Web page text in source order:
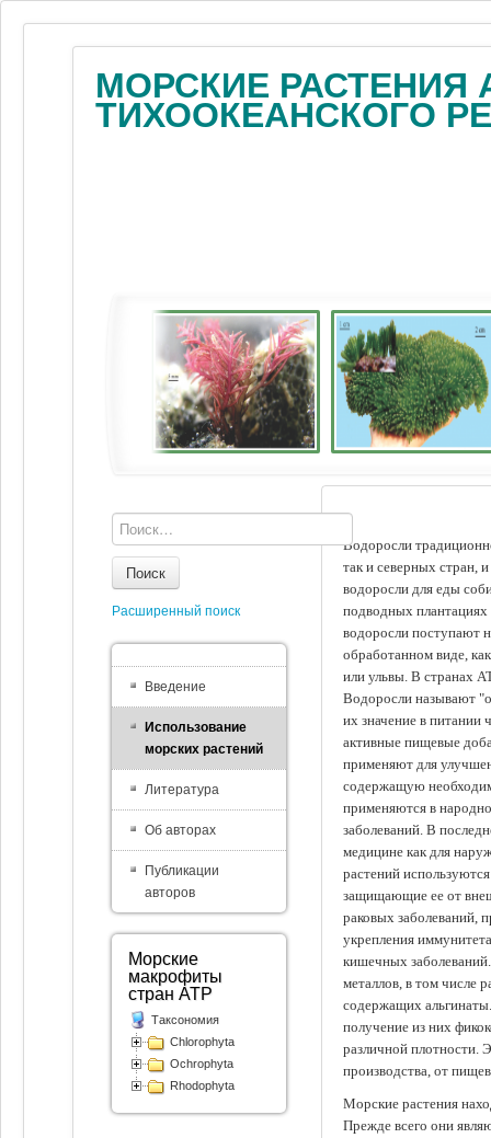
МОРСКИЕ РАСТЕНИЯ
ТИХООКЕАНСКОГО
Водоросли
так и северных стран,
водоросли для еды
подводных
водоросли поступают
обработанном виде,
или ульвы. В странах
Водоросли называют
их значение в питании
активные пищевые
применяют для
содержащую
применяются в
заболеваний. В
медицине как для
растений
защищающие ее от
раковых заболеваний,
укрепления
кишечных
металлов, в том числе
содержащих
получение из них
различной плотности.
производства, от
Морские растения
Прежде всего они
Поиск
Расширенный поиск
Введение
Использование
морских растений
Литература
Об авторах
Публикации
авторов
Морские
макрофиты
стран АТР
Таксономия
Chlorophyta
Ochrophyta
Rhodophyta